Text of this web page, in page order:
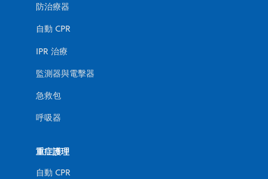
防治療器
自動 CPR
IPR 治療
監測器與電擊器
急救包
呼吸器
重症護理
自動 CPR